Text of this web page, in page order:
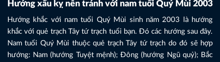
Hướng xấu kỵ nên tránh với nam tuổi Quý Mùi 2003
Hướng khắc với nam tuổi Quý Mùi sinh năm 2003 là hướng
khắc với quẻ trạch Tây tứ trạch tuổi bạn. Đó các hướng sau đây.
Nam tuổi Quý Mùi thuộc quẻ trạch Tây tứ trạch do đó sẽ hợp
hướng: Nam (hướng Tuyệt mệnh); Đông (hướng Ngũ quỷ); Bắc